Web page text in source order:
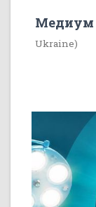
Медиум
Ukraine)